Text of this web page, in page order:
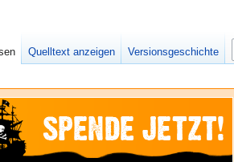
Quelltext anzeigen Versionsgeschichte